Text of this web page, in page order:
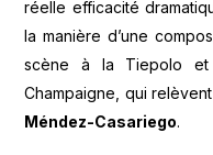
réelle efficacité
la manière d’une
scène à la Tiepolo
Champaigne, qui
Méndez-Casariego.